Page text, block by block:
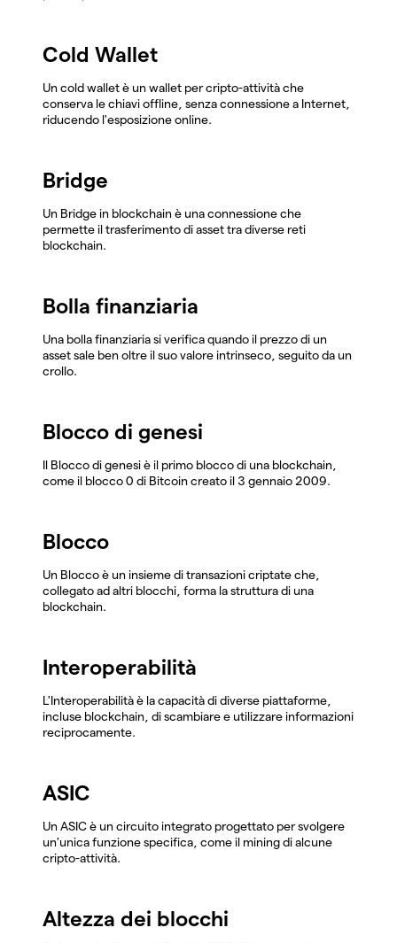
Cold Wallet
Un cold wallet è un wallet per cripto-attività che
conserva le chiavi offline, senza connessione a Internet,
riducendo l'esposizione online.
Bridge
Un Bridge in blockchain è una connessione che
permette il trasferimento di asset tra diverse reti
blockchain.
Bolla finanziaria
Una bolla finanziaria si verifica quando il prezzo di un
asset sale ben oltre il suo valore intrinseco, seguito da un
crollo.
Blocco di genesi
Il Blocco di genesi è il primo blocco di una blockchain,
come il blocco 0 di Bitcoin creato il 3 gennaio 2009.
Blocco
Un Blocco è un insieme di transazioni criptate che,
collegato ad altri blocchi, forma la struttura di una
blockchain.
Interoperabilità
L'Interoperabilità è la capacità di diverse piattaforme,
incluse blockchain, di scambiare e utilizzare informazioni
reciprocamente.
ASIC
Un ASIC è un circuito integrato progettato per svolgere
un'unica funzione specifica, come il mining di alcune
cripto-attività.
Altezza dei blocchi